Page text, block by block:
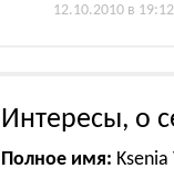
12.10.2010 в 19:12
Интересы, о
Полное имя: Ksenia